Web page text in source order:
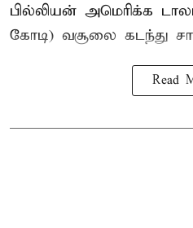
பில்லியன் அமெரிக்க டாலர்
கோடி) வசூலை கடந்து
Read